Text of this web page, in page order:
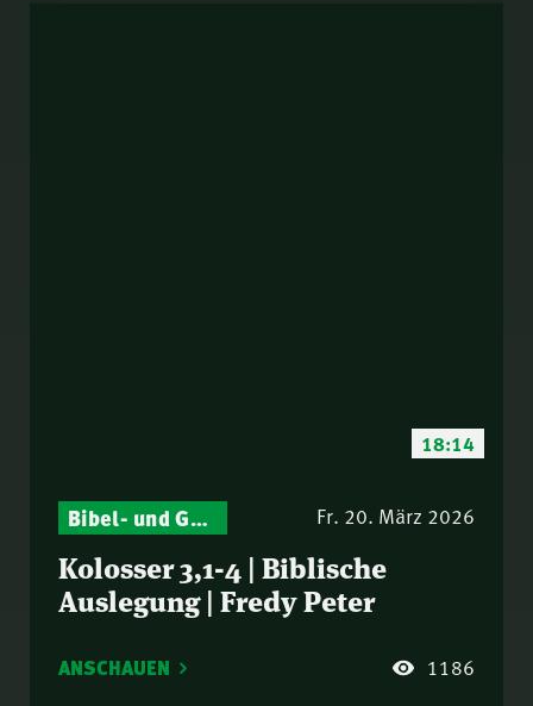
18:14
Bibel- und Gebetsstunde – Jeden Donnerstag neu: Vers-für-Vers-Auslegungen Fr. 20. März 2026
Kolosser 3,1-4 | Biblische
Auslegung | Fredy Peter
ANSCHAUEN 1186